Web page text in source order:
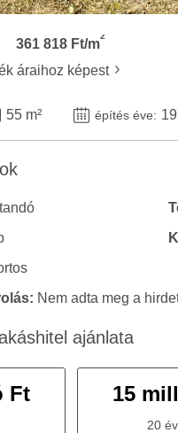
361 818 Ft/m
2
áraihoz képest
55 m² építés éve:
Nem adta meg a
ajánlata
Ft 15
20